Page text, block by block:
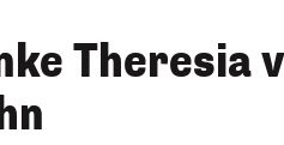
Theresia